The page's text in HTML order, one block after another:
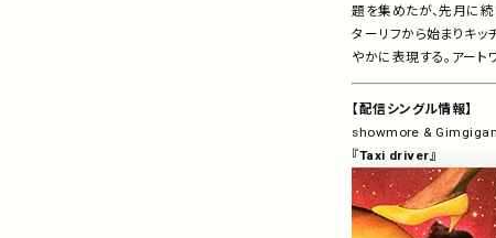
題を集めたが、先月に
ターリフから始まりキ
やかに表現する。アー
【配信シングル情報】
showmore &
『Taxi driver』